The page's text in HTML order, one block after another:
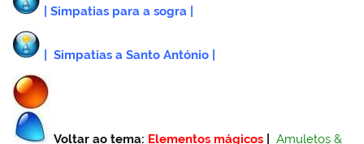
|Simpatias para a sogra
Simpatias a Santo António
Voltar ao tema: Elementos mágicos |Amuletos &